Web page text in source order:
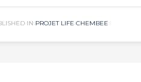
IN PROJET LIFE CHEMBEE